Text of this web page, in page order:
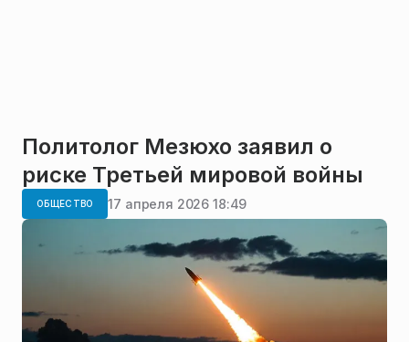
Политолог Мезюхо заявил о
риске Третьей мировой войны
ОБЩЕСТВО 17 апреля 2026 18:49